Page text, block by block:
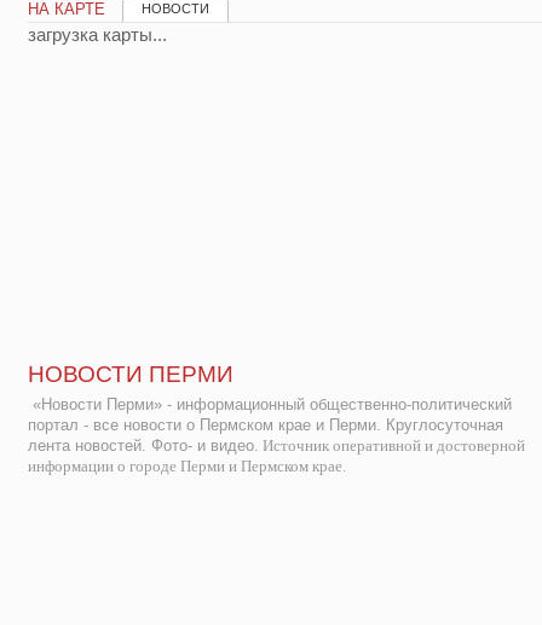
НА КАРТЕ НОВОСТИ
загрузка карты...
НОВОСТИ ПЕРМИ
«Новости Перми» - информационный общественно-политический
портал - все новости о Пермском крае и Перми. Круглосуточная
лента новостей. Фото- и видео. Источник оперативной и достоверной
информации о городе Перми и Пермском крае.